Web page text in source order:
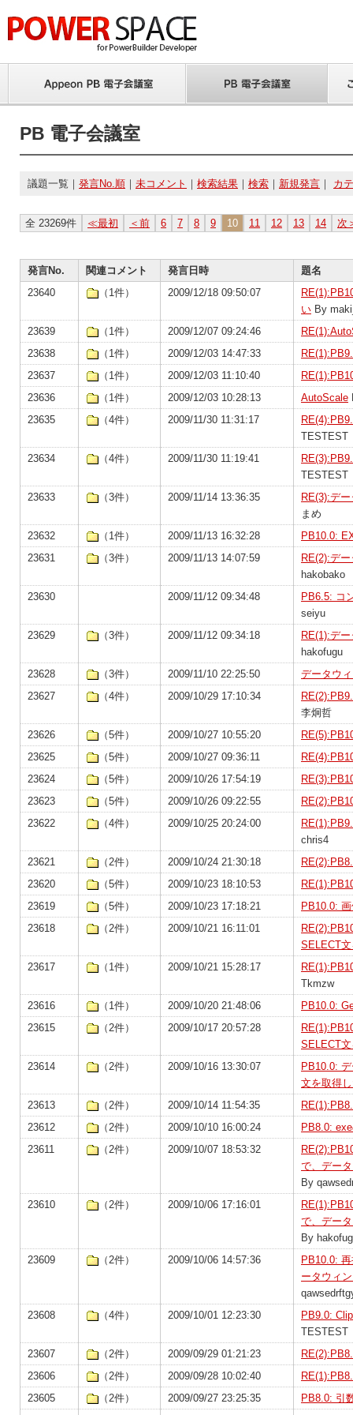
PB 電子会議室
議題一覧｜ 発言No.順 ｜ 未コメント ｜ 検索結果 ｜ 検索 ｜ 新規発言 ｜ カ
全 23269件 ≪最初 ＜前 6 7 8 9 10 11 12 13 14 次
発言No. 関連コメント 発言日時
題名
23640
（1件） 2009/12/18 09:50:07
い By
23639
（1件） 2009/12/07 09:24:46
23638
（1件） 2009/12/03 14:47:33
23637
（1件） 2009/12/03 11:10:40
23636
（1件） 2009/12/03 10:28:13 AutoScale
23635
（4件） 2009/11/30 11:31:17
TESTEST
23634
（4件） 2009/11/30 11:19:41
TESTEST
23633
（3件） 2009/11/14 13:36:35
RE(3):デ
まめ
23632
（1件） 2009/11/13 16:32:28
PB10.0:
23631
（3件） 2009/11/13 14:07:59
RE(2):デ
hakobako
23630
2009/11/12 09:34:48
PB6.5: コ
seiyu
23629
（3件） 2009/11/12 09:34:18
RE(1):デ
hakofugu
23628
（3件） 2009/11/10 22:25:50
データウ
23627
（4件） 2009/10/29 17:10:34
李炯哲
23626
（5件） 2009/10/27 10:55:20
23625
（5件） 2009/10/27 09:36:11
23624
（5件） 2009/10/26 17:54:19
23623
（5件） 2009/10/26 09:22:55
23622
（4件） 2009/10/25 20:24:00
chris4
23621
（2件） 2009/10/24 21:30:18
23620
（5件） 2009/10/23 18:10:53
23619
（5件） 2009/10/23 17:18:21
PB10.0:
23618
（2件） 2009/10/21 16:11:01
SELECT
23617
（1件） 2009/10/21 15:28:17
Tkmzw
23616
（1件） 2009/10/20 21:48:06
PB10.0:
23615
（2件） 2009/10/17 20:57:28
SELECT
23614
（2件） 2009/10/16 13:30:07
PB10.0:
文を取得
23613
（2件） 2009/10/14 11:54:35
23612
（2件） 2009/10/10 16:00:24
PB8.0:
23611
（2件） 2009/10/07 18:53:32
で、デー
By
23610
（2件） 2009/10/06 17:16:01
で、デー
By
23609
（2件） 2009/10/06 14:57:36
PB10.0:
ータウィ
23608
（4件） 2009/10/01 12:23:30
PB9.0:
TESTEST
23607
（2件） 2009/09/29 01:21:23
23606
（2件） 2009/09/28 10:02:40
23605
（2件） 2009/09/27 23:25:35
PB8.0: 引